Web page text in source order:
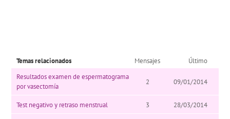
Temas relacionados Mensajes
Último
Resultados examen de espermatograma
por vasectomía
2 09/01/2014
Test negativo y retraso menstrual 3 28/03/2014